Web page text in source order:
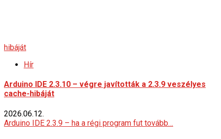
hibáját
Hír
Arduino IDE 2.3.10 – végre javították a 2.3.9 veszélyes
cache-hibáját
2026.06.12.
Arduino IDE 2.3.9 – ha a régi program fut tovább…